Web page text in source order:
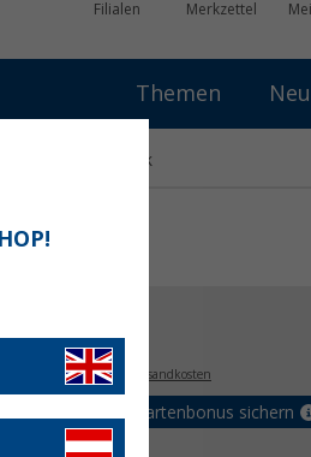
Filialen Merkzettel
Themen
in-the-dark 8 Stück
€
inkl. MwSt.,zzgl. Versandkosten
Bis zu 5% Vorteilskartenbonus sichern